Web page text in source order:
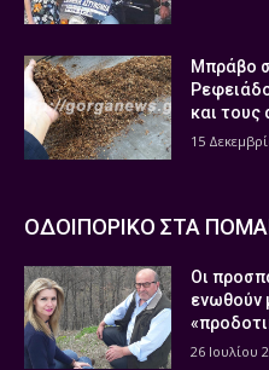
Μπράβο
και τους
15
ΟΔΟΙΠΟΡΙΚΟ ΣΤΑ
Οι
ενωθούν
26 Ιουλίου